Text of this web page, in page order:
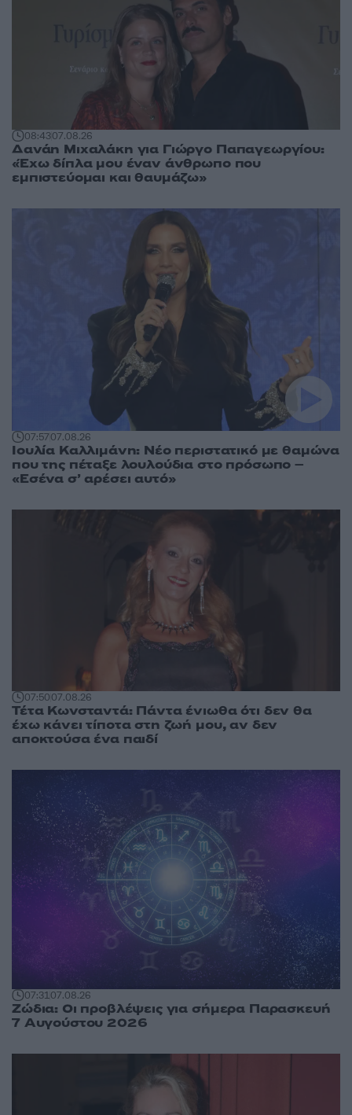
08:4307.08.26
Δανάη Μιχαλάκη για Γιώργο Παπαγεωργίου:
«Έχω δίπλα μου έναν άνθρωπο που
εμπιστεύομαι και θαυμάζω»
07:5707.08.26
Ιουλία Καλλιμάνη: Νέο περιστατικό με θαμώνα
που της πέταξε λουλούδια στο πρόσωπο –
«Εσένα σ’ αρέσει αυτό»
07:5007.08.26
Τέτα Κωνσταντά: Πάντα ένιωθα ότι δεν θα
έχω κάνει τίποτα στη ζωή μου, αν δεν
αποκτούσα ένα παιδί
07:3107.08.26
Ζώδια: Οι προβλέψεις για σήμερα Παρασκευή
7 Αυγούστου 2026